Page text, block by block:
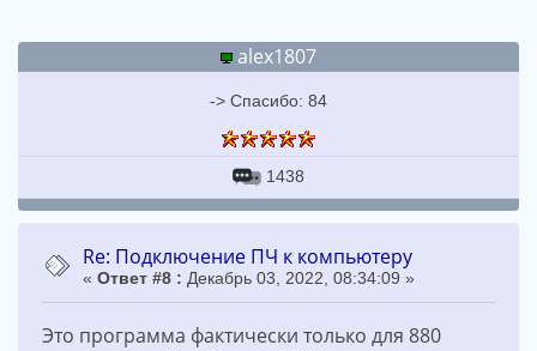
alex1807
-> Спасибо: 84
1438
Re: Подключение ПЧ к компьютеру
« Ответ #8 : Декабрь 03, 2022, 08:34:09 »
Это программа фактически только для 880